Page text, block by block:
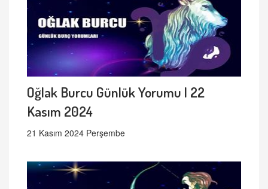
Oğlak Burcu Günlük Yorumu | 22
Kasım 2024
21 Kasım 2024 Perşembe